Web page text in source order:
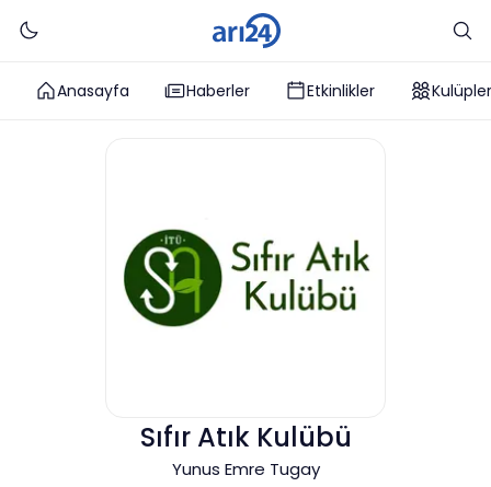
Anasayfa Haberler Etkinlikler Kulüpler
Sıfır Atık Kulübü
Yunus Emre Tugay